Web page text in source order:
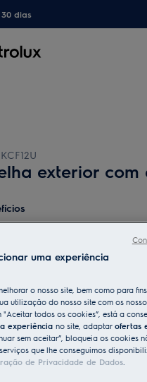
dias
exterior com
Instalação para Exaustores &
de usar, diversos tamanhos para
diretamente à
Entrega ao domicilío incluído
50 €
uma experiência
o nosso site, bem como para
utilização do nosso site com os
todos os cookies”, está a
experiência no site, adaptar ofertas
sem aceitar”, bloqueia os cookies
que lhe conseguimos
de Privacidade de Dados.